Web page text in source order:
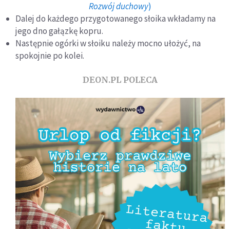
Rozwój duchowy)
Dalej do każdego przygotowanego słoika wkładamy na
jego dno gałązkę kopru.
Następnie ogórki w słoiku należy mocno ułożyć, na
spokojnie po kolei.
DEON.PL POLECA